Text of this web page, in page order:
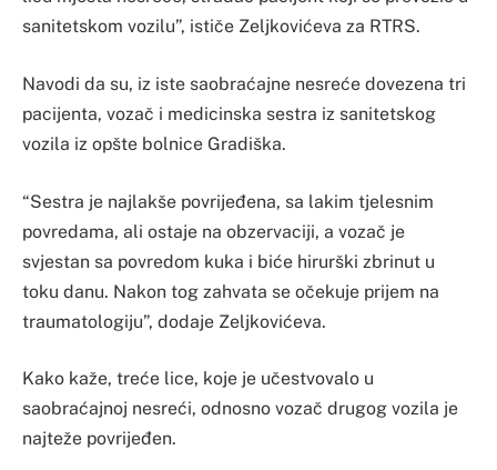
sanitetskom vozilu”, ističe Zeljkovićeva za RTRS.
Navodi da su, iz iste saobraćajne nesreće dovezena tri
pacijenta, vozač i medicinska sestra iz sanitetskog
vozila iz opšte bolnice Gradiška.
“Sestra je najlakše povrijeđena, sa lakim tjelesnim
povredama, ali ostaje na obzervaciji, a vozač je
svjestan sa povredom kuka i biće hirurški zbrinut u
toku danu. Nakon tog zahvata se očekuje prijem na
traumatologiju”, dodaje Zeljkovićeva.
Kako kaže, treće lice, koje je učestvovalo u
saobraćajnoj nesreći, odnosno vozač drugog vozila je
najteže povrijeđen.